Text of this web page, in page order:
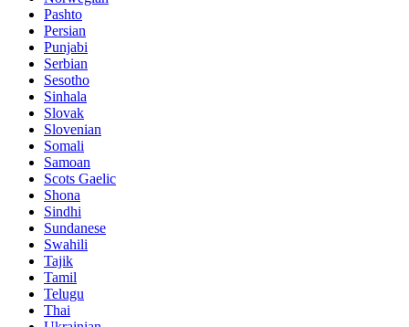
Pashto
Persian
Punjabi
Serbian
Sesotho
Sinhala
Slovak
Slovenian
Somali
Samoan
Scots Gaelic
Shona
Sindhi
Sundanese
Swahili
Tajik
Tamil
Telugu
Thai